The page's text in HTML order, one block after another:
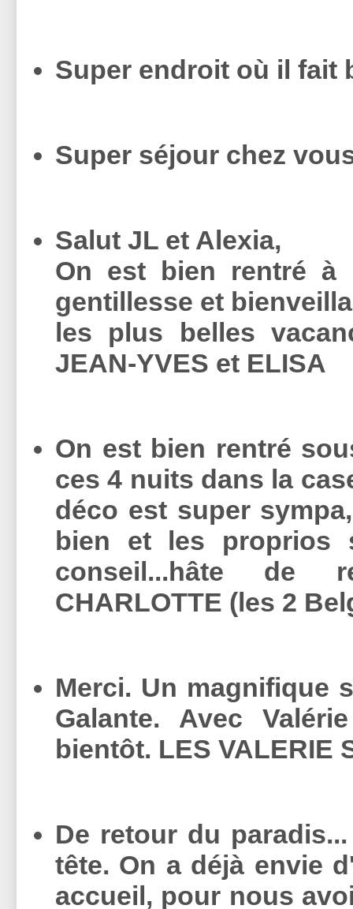
Super endroit où il fait
Super séjour chez
Salut JL et Alexia,
On est bien rentré à
gentillesse et
les plus belles
JEAN-YVES et ELISA
On est bien rentré
ces 4 nuits dans la
déco est super
bien et les proprios
conseil...hâte
CHARLOTTE (les 2
Merci. Un magnifique
Galante. Avec
bientôt. LES VALERIE
De retour du
tête. On a déjà envie
accueil, pour nous